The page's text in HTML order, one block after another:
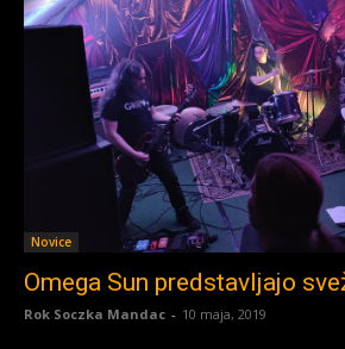
Novice
Omega Sun predstavljajo
Rok Soczka Mandac - 10 maja, 2019